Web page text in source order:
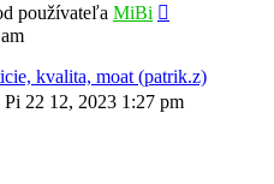
používateľa MiBi
kvalita, moat (patrik.z)
Pi 22 12, 2023 1:27 pm